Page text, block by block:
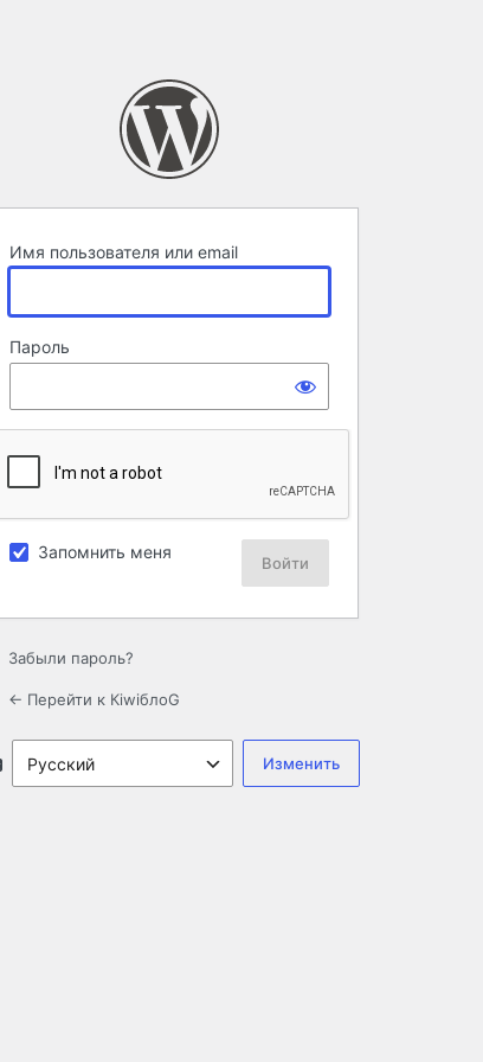
Имя пользователя или email
Пароль
Запомнить меня
Забыли пароль?
← Перейти к КiwiблоG
Язык